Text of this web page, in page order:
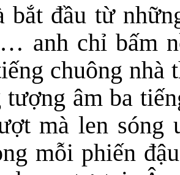
bắt đầu từ
anh chỉ bấm
chuông nhà
âm ba
mà len sóng
mỗi phiến